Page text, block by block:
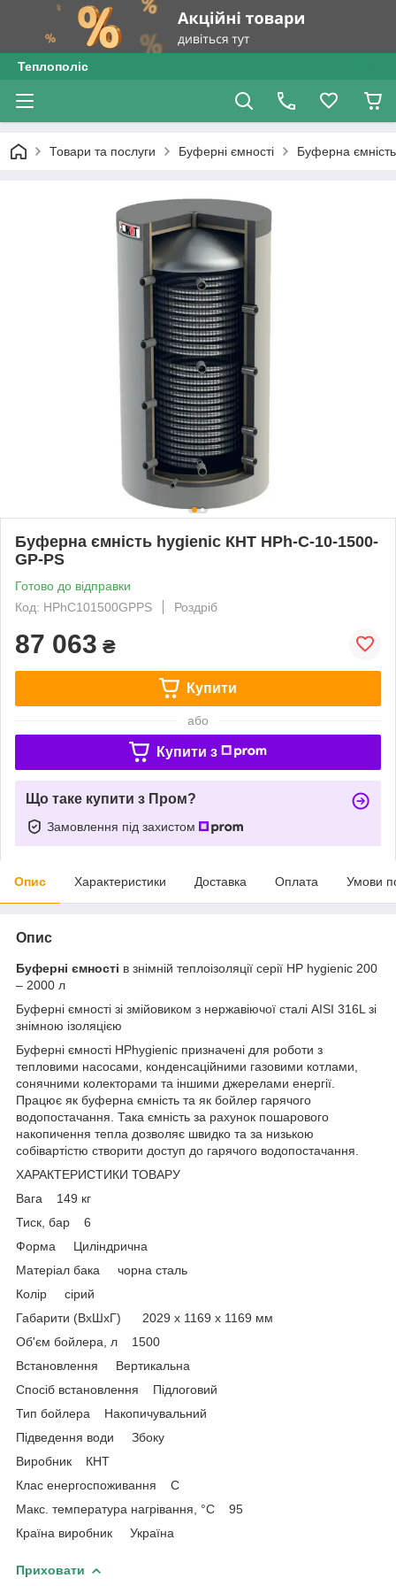
Теплополіс
Товари та послуги Буферні ємності Буферна
Буферна ємність hygienic КНТ HPh-C-10-1500-
GP-PS
Готово до відправки
Код: HPhC101500GPPS
Роздріб
87 063 ₴
Купити
або
Купити з
Що таке купити з Пром?
Замовлення під захистом
Опис Характеристики Доставка Оплата Умови
Опис
Буферні ємності в знімній теплоізоляції серії HP hygienic 200
– 2000 л
Буферні ємності зі змійовиком з нержавіючої сталі AISI 316L зі
знімною ізоляцією
Буферні ємності HPhygienic призначені для роботи з
тепловими насосами, конденсаційними газовими котлами,
сонячними колекторами та іншими джерелами енергії.
Працює як буферна ємність та як бойлер гарячого
водопостачання. Така ємність за рахунок пошарового
накопичення тепла дозволяє швидко та за низькою
собівартістю створити доступ до гарячого водопостачання.
ХАРАКТЕРИСТИКИ ТОВАРУ
Вага 149 кг
Тиск, бар 6
Форма Циліндрична
Матеріал бака чорна сталь
Колір сірий
Габарити (ВхШхГ) 2029 x 1169 x 1169 мм
Об'єм бойлера, л 1500
Встановлення Вертикальна
Спосіб встановлення Підлоговий
Тип бойлера Накопичувальний
Підведення води Збоку
Виробник КНТ
Клас енергоспоживання C
Макс. температура нагрівання, °C 95
Країна виробник Україна
Приховати